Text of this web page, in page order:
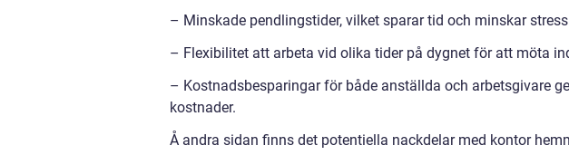
– Minskade pendlingstider, vilket sparar tid och minskar
– Flexibilitet att arbeta vid olika tider på dygnet för att möta
– Kostnadsbesparingar för både anställda och arbetsgivare
kostnader.
Å andra sidan finns det potentiella nackdelar med kontor